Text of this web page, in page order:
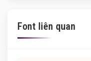
Font liên quan